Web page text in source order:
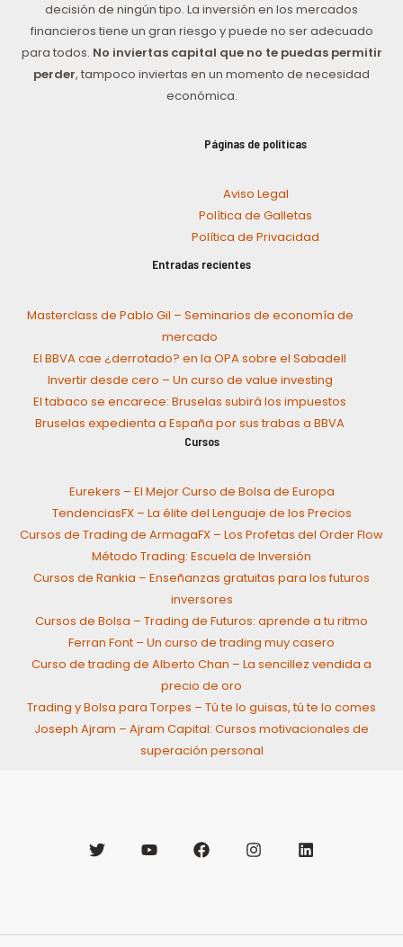
decisión de ningún tipo. La inversión en los mercados
financieros tiene un gran riesgo y puede no ser adecuado
para todos. No inviertas capital que no te puedas permitir
perder, tampoco inviertas en un momento de necesidad
económica.
Páginas de políticas
Aviso Legal
Política de Galletas
Política de Privacidad
Entradas recientes
Masterclass de Pablo Gil – Seminarios de economía de
mercado
El BBVA cae ¿derrotado? en la OPA sobre el Sabadell
Invertir desde cero – Un curso de value investing
El tabaco se encarece: Bruselas subirá los impuestos
Bruselas expedienta a España por sus trabas a BBVA
Cursos
Eurekers – El Mejor Curso de Bolsa de Europa
TendenciasFX – La élite del Lenguaje de los Precios
Cursos de Trading de ArmagaFX – Los Profetas del Order Flow
Método Trading: Escuela de Inversión
Cursos de Rankia – Enseñanzas gratuitas para los futuros
inversores
Cursos de Bolsa – Trading de Futuros: aprende a tu ritmo
Ferran Font – Un curso de trading muy casero
Curso de trading de Alberto Chan – La sencillez vendida a
precio de oro
Trading y Bolsa para Torpes – Tú te lo guisas, tú te lo comes
Joseph Ajram – Ajram Capital: Cursos motivacionales de
superación personal